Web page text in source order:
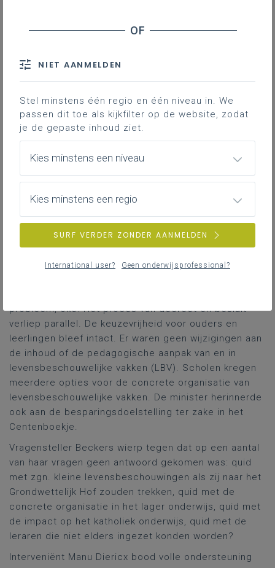
Vlor-adviesop 26 februari 2026;
2026;
decretaal vervolg in de Vlaamse regering op 27
maart 2026.
Door de ontwikkelingen tussen de indiening van de
vraag om uitleg door Roosmarijn Beckers en deze
mondeling wel wat ingrijpen tijdens de vergadering
zelf. Zoiets krijg je natuurlijk, wanneer er vele vragen
ingediend worden die de absorptiecapaciteit van de
commissieagenda overstijgen met alle uitstel van
vragen van dien…
Minister Demir corrigeerde om te beginnen de lezing
probleem, oké. Het proces van decreet en besluit
verliep parallel. De keuzevrijheid voor ouders en
leerlingen bleef intact. Er waren geen wijzigingen aan
de inhoud of de pedagogische aanpak van en in
levensbeschouwelijke vakken (LBV). Scholen kregen
meerdere opties voor de concrete organisatie van
levensbeschouwelijke vakken. De minister herinnerde
ook aan de besparingsdoelstelling ter zake in het
Centenboekje.
Vragensteller Beckers wierp tegen dat op een aantal
van haar vragen geen antwoord gekomen was: quid
met zgn. kleine levensbeschouwingen als zij naar het
Grondwettelijk Hof zouden trekken, quid met de
concrete organisatie in het lager onderwijs, quid met
de impact op het katholiek onderwijs, quid met de
leraren die niet elders ingezet konden worden?
Interveniënt Manu Diericx bood volle ondersteuning
NIET AANMELDEN
Stel minstens één regio en één niveau in. We
passen dit toe als kijkfilter op de website, zodat
je de gepaste inhoud ziet.
Kies minstens een niveau
Kies minstens een regio
SURF VERDER ZONDER AANMELDEN
International user? Geen onderwijsprofessional?